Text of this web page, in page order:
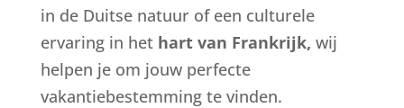
in de Duitse natuur of een culturele
ervaring in het hart van Frankrijk, wij
helpen je om jouw perfecte
vakantiebestemming te vinden.